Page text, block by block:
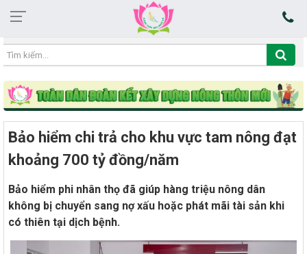
08:24:19 09/08/2026
Bảo hiểm chi trả cho khu vực tam nông đạt
khoảng 700 tỷ đồng/năm
Bảo hiểm phi nhân thọ đã giúp hàng triệu nông dân
không bị chuyển sang nợ xấu hoặc phát mãi tài sản khi
có thiên tại dịch bệnh.